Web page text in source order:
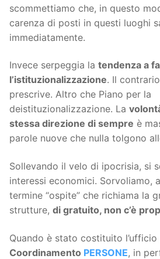
scommettiamo che, in questo
carenza di posti in questi luoghi
immediatamente.
Invece serpeggia la tendenza a
l’istituzionalizzazione. Il
prescrive. Altro che Piano per la
deistituzionalizzazione. La
stessa direzione di sempre è
parole nuove che nulla tolgono
Sollevando il velo di ipocrisia, si
interessi economici. Sorvoliamo,
termine “ospite” che richiama la
strutture, di gratuito, non c’è
Quando è stato costituito
Coordinamento PERSONE, in